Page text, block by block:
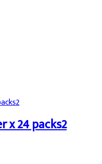
x 24 packs2